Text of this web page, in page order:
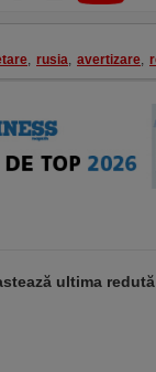
, rusia, avertizare,
ultima